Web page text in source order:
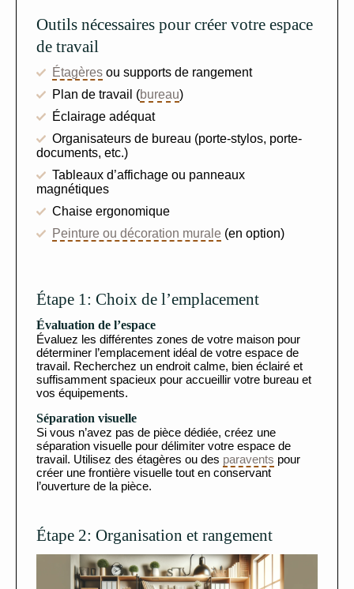
Outils nécessaires pour créer votre espace
de travail
Étagères ou supports de rangement
Plan de travail (bureau)
Éclairage adéquat
Organisateurs de bureau (porte-stylos, porte-
documents, etc.)
Tableaux d’affichage ou panneaux
magnétiques
Chaise ergonomique
Peinture ou décoration murale (en option)
Étape 1: Choix de l’emplacement
Évaluation de l’espace
Évaluez les différentes zones de votre maison pour
déterminer l’emplacement idéal de votre espace de
travail. Recherchez un endroit calme, bien éclairé et
suffisamment spacieux pour accueillir votre bureau et
vos équipements.
Séparation visuelle
Si vous n’avez pas de pièce dédiée, créez une
séparation visuelle pour délimiter votre espace de
travail. Utilisez des étagères ou des paravents pour
créer une frontière visuelle tout en conservant
l’ouverture de la pièce.
Étape 2: Organisation et rangement